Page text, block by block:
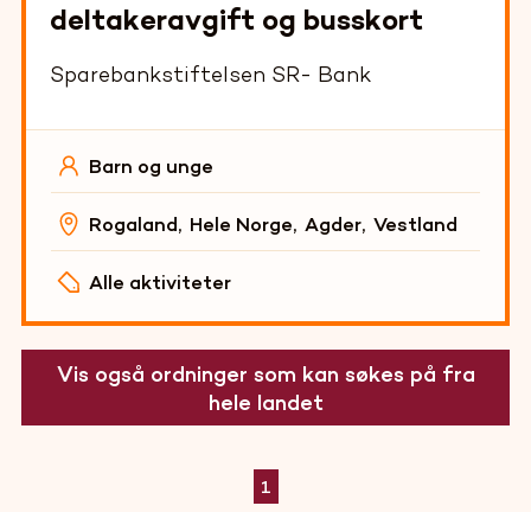
deltakeravgift og busskort
Sparebankstiftelsen SR- Bank
Barn og unge
Rogaland, Hele Norge, Agder, Vestland
Alle aktiviteter
Vis også ordninger som kan søkes på fra
hele landet
1